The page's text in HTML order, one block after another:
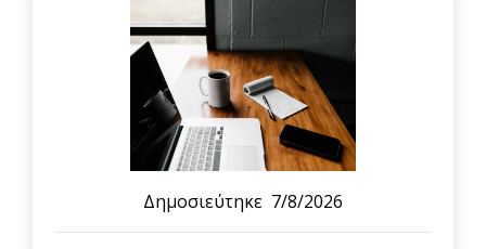
Δημοσιεύτηκε 7/8/2026